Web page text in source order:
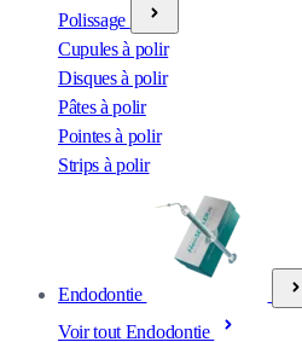
Polissage
Cupules à polir
Disques à polir
Pâtes à polir
Pointes à polir
Strips à polir
Endodontie
Voir tout Endodontie